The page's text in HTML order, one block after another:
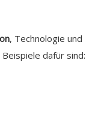
, Technologie und
dafür sind: